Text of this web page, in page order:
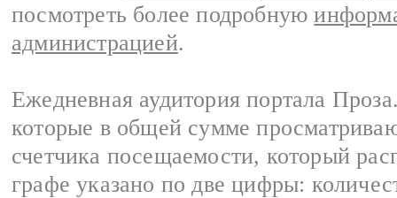
посмотреть более подробную
администрацией.
Ежедневная аудитория портала
которые в общей сумме
счетчика посещаемости, который
графе указано по две цифры: